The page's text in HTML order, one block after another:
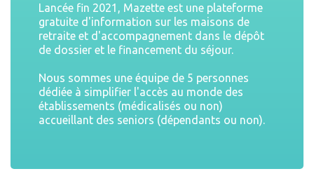
Lancée fin 2021, Mazette est une plateforme
gratuite d'information sur les maisons de
retraite et d'accompagnement dans le dépôt
de dossier et le financement du séjour.
Nous sommes une équipe de 5 personnes
dédiée à simplifier l'accès au monde des
établissements (médicalisés ou non)
accueillant des seniors (dépendants ou non).